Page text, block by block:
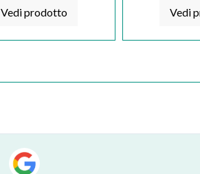
Vedi prodotto Vedi